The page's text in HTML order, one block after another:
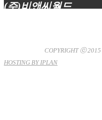
(주)비앤씨월드
COPYRIGHT ⓒ 2015
HOSTING BY IPLAN